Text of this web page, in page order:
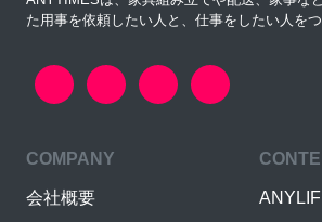
た用事を依頼したい人と、仕事をしたい人をつ
COMPANY
会社概要